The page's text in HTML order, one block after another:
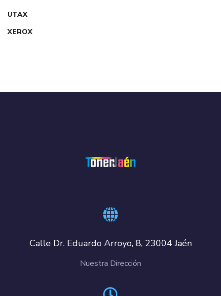
UTAX
XEROX
Calle Dr. Eduardo Arroyo, 8, 23004 Jaén
Nuestra Dirección